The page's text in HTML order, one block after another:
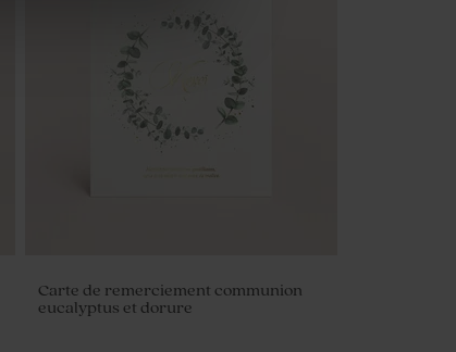
Boîte métal communion blanche |
Buromac 781108
Carte de remerciement communion
eucalyptus et dorure